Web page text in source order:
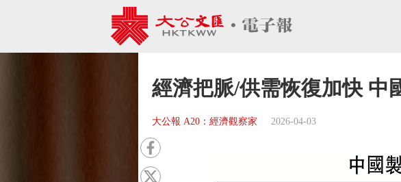
經濟把脈/供需恢復加快 中
大公報 A20：經濟觀察家 2026-04-03